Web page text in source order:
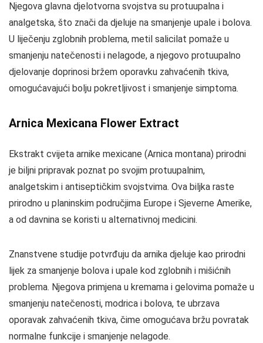
Njegova glavna djelotvorna svojstva su protuupalna i
analgetska, što znači da djeluje na smanjenje upale i bolova.
U liječenju zglobnih problema, metil salicilat pomaže u
smanjenju natečenosti i nelagode, a njegovo protuupalno
djelovanje doprinosi bržem oporavku zahvaćenih tkiva,
omogućavajući bolju pokretljivost i smanjenje simptoma.
Arnica Mexicana Flower Extract
Ekstrakt cvijeta arnike mexicane (Arnica montana) prirodni
je biljni pripravak poznat po svojim protuupalnim,
analgetskim i antiseptičkim svojstvima. Ova biljka raste
prirodno u planinskim područjima Europe i Sjeverne Amerike,
a od davnina se koristi u alternativnoj medicini.
Znanstvene studije potvrđuju da arnika djeluje kao prirodni
lijek za smanjenje bolova i upale kod zglobnih i mišićnih
problema. Njegova primjena u kremama i gelovima pomaže u
smanjenju natečenosti, modrica i bolova, te ubrzava
oporavak zahvaćenih tkiva, čime omogućava bržu povratak
normalne funkcije i smanjenje nelagode.